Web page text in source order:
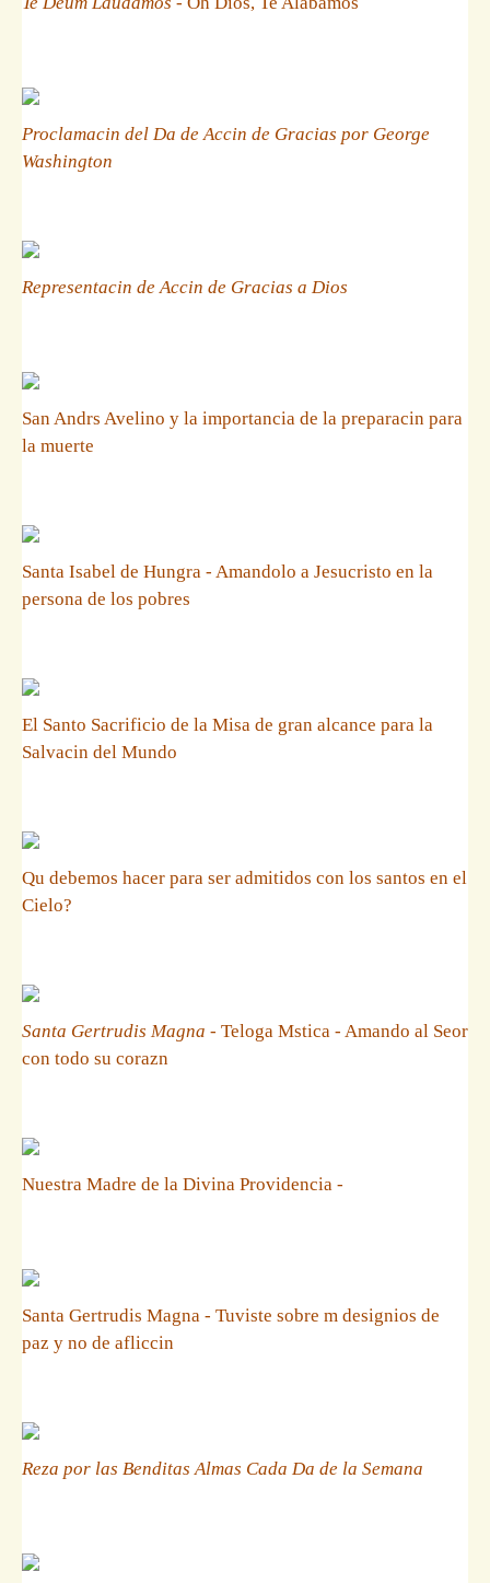
Proclamacin del Da de Accin de Gracias por George
Washington
Representacin de Accin de Gracias a Dios
San Andrs Avelino y la importancia de la preparacin para
la muerte
Santa Isabel de Hungra - Amandolo a Jesucristo en la
persona de los pobres
El Santo Sacrificio de la Misa de gran alcance para la
Salvacin del Mundo
Qu debemos hacer para ser admitidos con los santos en el
Cielo?
Santa Gertrudis Magna - Teloga Mstica - Amando al Seor
con todo su corazn
Nuestra Madre de la Divina Providencia -
Santa Gertrudis Magna - Tuviste sobre m designios de
paz y no de afliccin
Reza por las Benditas Almas Cada Da de la Semana